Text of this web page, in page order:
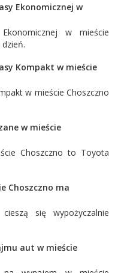
Ekonomicznej w
w mieście
Kompakt w mieście
w mieście Choszczno
w mieście
Choszczno to Toyota
Choszczno ma
się wypożyczalnie
aut w mieście